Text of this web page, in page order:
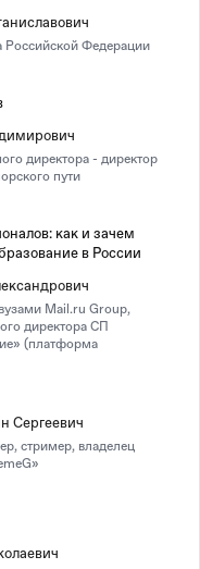
Российской Федерации
директора - директор
пути
как и зачем
в России
Mail.ru Group,
директора СП
(платформа
Сергеевич
стример, владелец